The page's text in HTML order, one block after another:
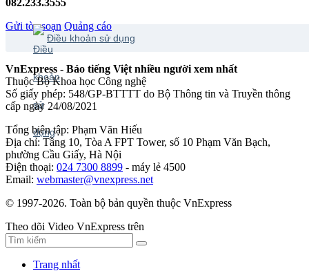
Gửi tòa soạn Quảng cáo
Điều khoản sử dụng
VnExpress - Báo tiếng Việt nhiều người xem nhất
Thuộc Bộ Khoa học Công nghệ
Số giấy phép: 548/GP-BTTTT do Bộ Thông tin và Truyền thông
cấp ngày 24/08/2021
Tổng biên tập: Phạm Văn Hiếu
Địa chỉ: Tầng 10, Tòa A FPT Tower, số 10 Phạm Văn Bạch,
phường Cầu Giấy, Hà Nội
Điện thoại: 024 7300 8899 - máy lẻ 4500
Email: webmaster@vnexpress.net
© 1997-2026. Toàn bộ bản quyền thuộc VnExpress
Theo dõi Video VnExpress trên
Trang nhất